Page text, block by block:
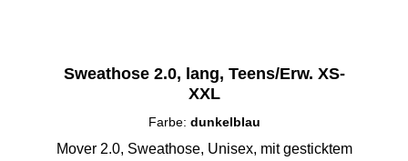
Sweathose 2.0, lang, Teens/Erw. XS-
XXL
Farbe: dunkelblau
Mover 2.0, Sweathose, Unisex, mit gesticktem